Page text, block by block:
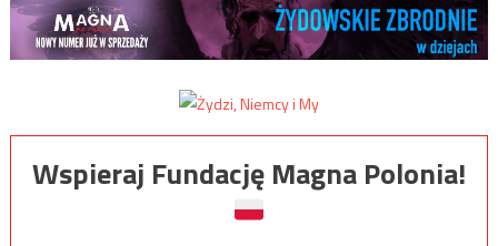
Wspieraj Fundację Magna Polonia!